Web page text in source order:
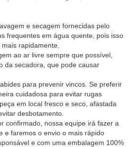
e secagem fornecidas pelo
frequentes em água quente, pois isso
rapidamente.
ao ar livre sempre que possível,
da secadora, que pode causar
para prevenir vincos. Se preferir
cuidadosa para evitar rugas
em local fresco e seco, afastada
desbotamento.
confirmado, nossa equipe irá fazer a
e faremos o envio o mais rápido
e com uma embalagem 100%